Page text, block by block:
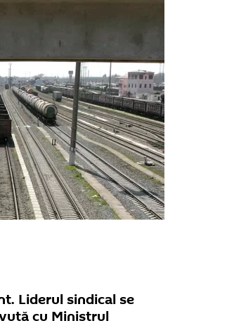
Liderul sindical se
cu Ministrul